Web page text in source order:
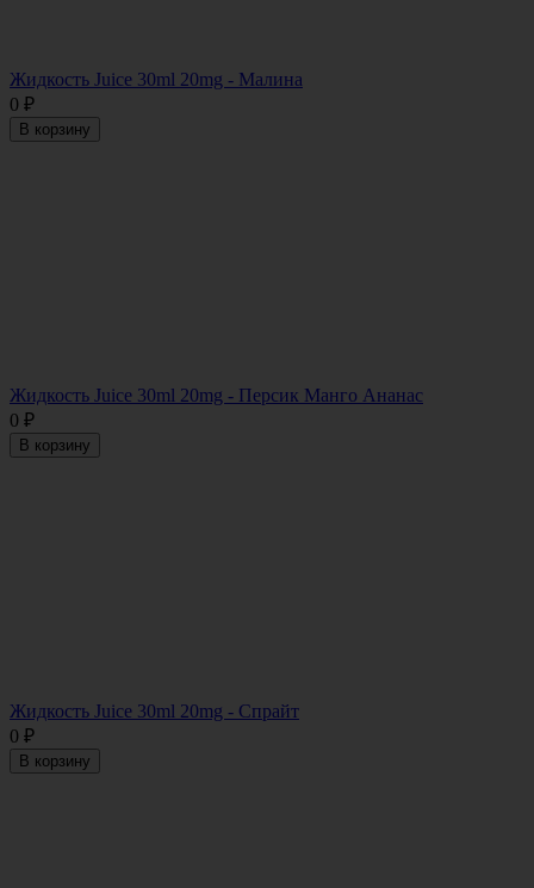
Жидкость Juice 30ml 20mg - Малина
0 ₽
В корзину
Жидкость Juice 30ml 20mg - Персик Манго Ананас
0 ₽
В корзину
Жидкость Juice 30ml 20mg - Спрайт
0 ₽
В корзину